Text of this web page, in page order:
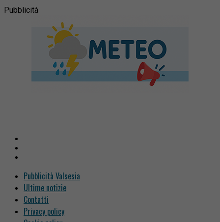
Pubblicità
Pubblicità Valsesia
Ultime notizie
Contatti
Privacy policy